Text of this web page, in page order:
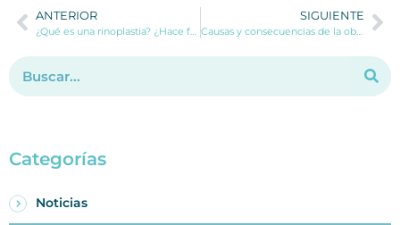
ANTERIOR SIGUIENTE
Causas y consecuencias de la obesidad y el sobrepeso
Categorías
Noticias